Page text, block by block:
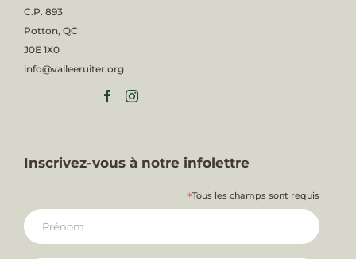
C.P. 893
Potton, QC
J0E 1X0
info@valleeruiter.org
Inscrivez-vous à notre infolettre
*Tous les champs sont requis